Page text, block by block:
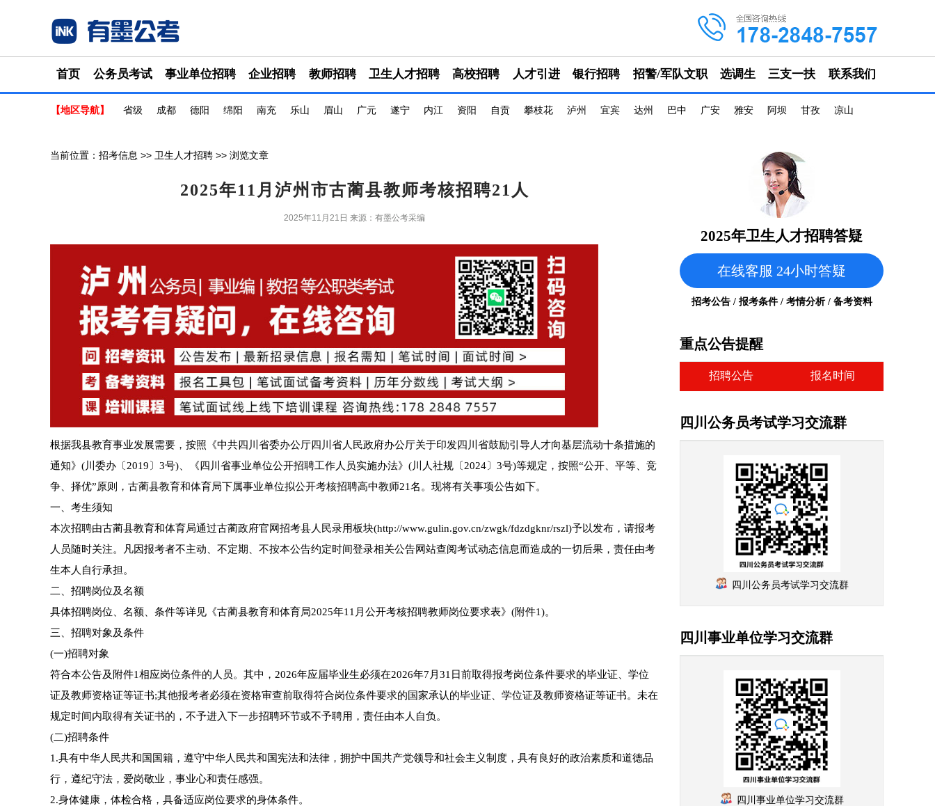
首页 公务员考试 事业单位招聘 企业招聘 教师招聘 卫生人才招聘 高校招聘 人才引进 银行招聘 招警/军队文职 选调生 三支一扶 联系我们
【地区导航】 省级 成都 德阳 绵阳 南充 乐山 眉山 广元 遂宁 内江 资阳 自贡 攀枝花 泸州 宜宾 达州 巴中 广安 雅安 阿坝 甘孜 凉山
当前位置： 招考信息 >> 卫生人才招聘 >> 浏览文章
2025年11月泸州市古蔺县教师考核招聘21人
2025年11月21日 来源：有墨公考采编
根据我县教育事业发展需要，按照《中共四川省委办公厅四川省人民政府办公厅关于印发四川省鼓励引导人才向基层流动十条措施的
通知》(川委办〔2019〕3号)、《四川省事业单位公开招聘工作人员实施办法》(川人社规〔2024〕3号)等规定，按照“公开、平等、竞
争、择优”原则，古蔺县教育和体育局下属事业单位拟公开考核招聘高中教师21名。现将有关事项公告如下。
一、考生须知
本次招聘由古蔺县教育和体育局通过古蔺政府官网招考县人民录用板块(http://www.gulin.gov.cn/zwgk/fdzdgknr/rszl)予以发布，请报考
人员随时关注。凡因报考者不主动、不定期、不按本公告约定时间登录相关公告网站查阅考试动态信息而造成的一切后果，责任由考
生本人自行承担。
二、招聘岗位及名额
具体招聘岗位、名额、条件等详见《古蔺县教育和体育局2025年11月公开考核招聘教师岗位要求表》(附件1)。
三、招聘对象及条件
(一)招聘对象
符合本公告及附件1相应岗位条件的人员。其中，2026年应届毕业生必须在2026年7月31日前取得报考岗位条件要求的毕业证、学位
证及教师资格证等证书;其他报考者必须在资格审查前取得符合岗位条件要求的国家承认的毕业证、学位证及教师资格证等证书。未在
规定时间内取得有关证书的，不予进入下一步招聘环节或不予聘用，责任由本人自负。
(二)招聘条件
1.具有中华人民共和国国籍，遵守中华人民共和国宪法和法律，拥护中国共产党领导和社会主义制度，具有良好的政治素质和道德品
行，遵纪守法，爱岗敬业，事业心和责任感强。
2.身体健康，体检合格，具备适应岗位要求的身体条件。
2025年卫生人才招聘答疑
在线客服 24小时答疑
招考公告 / 报考条件 / 考情分析 / 备考资料
重点公告提醒
招聘公告 报名时间
四川公务员考试学习交流群
四川公务员考试学习交流群
四川事业单位学习交流群
四川事业单位学习交流群